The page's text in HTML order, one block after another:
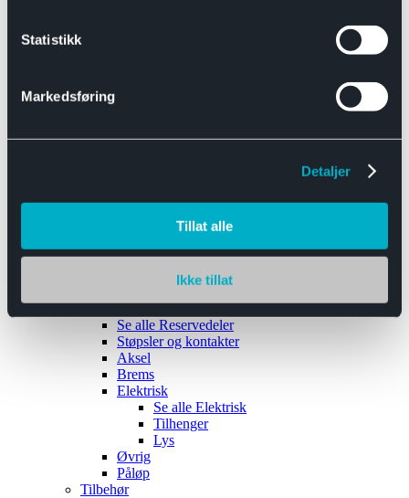
Statistikk
Markedsføring
Detaljer
Tillat alle
Ikke tillat
Båthengere
Reservedeler
Se alle Reservedeler
Støpsler og kontakter
Aksel
Brems
Elektrisk
Se alle Elektrisk
Tilhenger
Lys
Øvrig
Påløp
Tilbehør